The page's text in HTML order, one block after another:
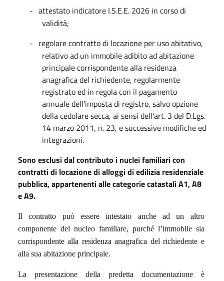
-
attestato indicatore I.S.E.E. 2026 in corso di
validità;
-
regolare contratto di locazione per uso abitativo,
relativo ad un immobile adibito ad abitazione
principale corrispondente alla residenza
anagrafica del richiedente, regolarmente
registrato ed in regola con il pagamento
annuale dell’imposta di registro, salvo opzione
della cedolare secca, ai sensi dell’art. 3 del D.Lgs.
14 marzo 2011, n. 23, e successive modifiche ed
integrazioni.
Sono esclusi dal contributo i nuclei familiari con
contratti di locazione di alloggi di edilizia residenziale
pubblica, appartenenti alle categorie catastali A1, A8
e A9.
Il contratto può essere intestato anche ad un altro
componente del nucleo familiare, purché l’immobile sia
corrispondente alla residenza anagrafica del richiedente e
alla sua abitazione principale.
La presentazione della predetta documentazione è